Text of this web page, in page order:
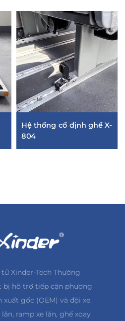
Hệ thống cố định ghế X-
804
Xinder-Tech Thường
bị hỗ trợ tiếp cận phương
xuất gốc (OEM) và đội xe.
ramp xe lăn, ghế xoay